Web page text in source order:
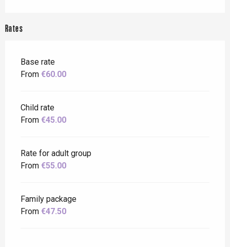
Rates
Base rate
From €60.00
Child rate
From €45.00
Rate for adult group
From €55.00
Family package
From €47.50